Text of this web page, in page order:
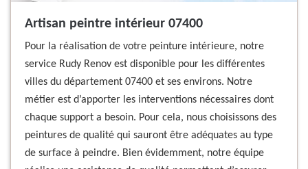
Artisan peintre intérieur 07400
Pour la réalisation de votre peinture intérieure, notre
service Rudy Renov est disponible pour les différentes
villes du département 07400 et ses environs. Notre
métier est d’apporter les interventions nécessaires dont
chaque support a besoin. Pour cela, nous choisissons des
peintures de qualité qui sauront être adéquates au type
de surface à peindre. Bien évidemment, notre équipe